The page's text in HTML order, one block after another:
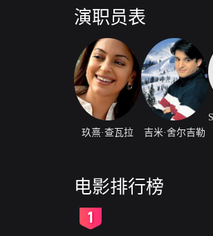
演职员表
玖熹·查瓦拉 吉米·舍尔吉勒
电影排行榜